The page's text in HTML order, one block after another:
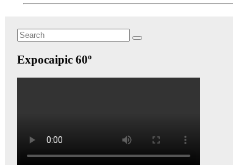
Search
for:
Search
Expocaipic 60º